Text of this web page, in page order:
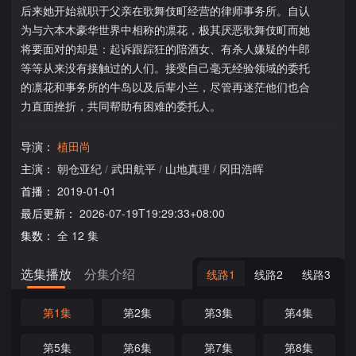
后来她开始就职于父亲在歌舞伎町经营的律师事务所。自认
为与六本木豪华世界中相称的凛花，极其厌恶歌舞伎町而她
将要面对的却是：起诉跟踪狂的陪酒女、有杀人嫌疑的牛郎
等等从来没有接触过的人们。接受自己毫无经验领域的委托
的凛花和事务所的牛岛以及后辈小兰，尽管再迷茫他们也合
力直面挫折，共同帮助有困难的委托人。
导演： 植田尚
主演： 朝仓亚纪 / 武田航平 / 山地真理 / 冈田浩晖
首播： 2019-01-01
最后更新： 2026-07-19T19:29:33+08:00
集数： 全 12 集
选集播放 分集介绍 线路1 线路2 线路3
第1集 第2集 第3集 第4集
第5集 第6集 第7集 第8集